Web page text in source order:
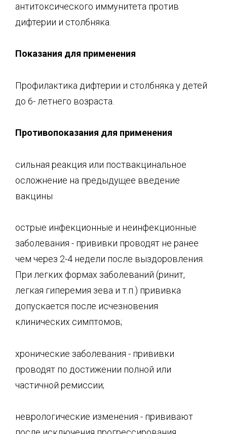
антитоксического иммунитета против
дифтерии и столбняка.
Показания для применения
Профилактика дифтерии и столбняка у детей
до 6- летнего возраста.
Противопоказания для применения
сильная реакция или поствакцинальное
осложнение на предыдущее введение
вакцины
острые инфекционные и неинфекционные
заболевания - прививки проводят не ранее
чем через 2-4 недели после выздоровления.
При легких формах заболеваний (ринит,
легкая гиперемия зева и т.п.) прививка
допускается после исчезновения
клинических симптомов;
хронические заболевания - прививки
проводят по достижении полной или
частичной ремиссии;
неврологические изменения - прививают